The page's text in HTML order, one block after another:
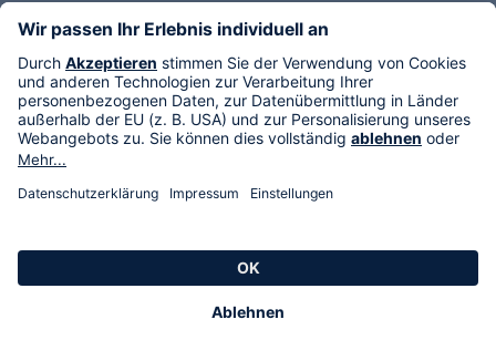
Im TV
HSE International